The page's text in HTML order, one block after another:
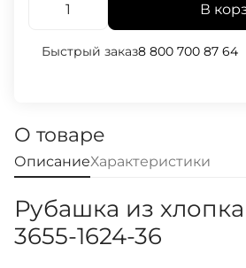
В
Быстрый заказ8 800 700 87 64
О товаре
ОписаниеХарактеристики
Рубашка из
3655-1624-36